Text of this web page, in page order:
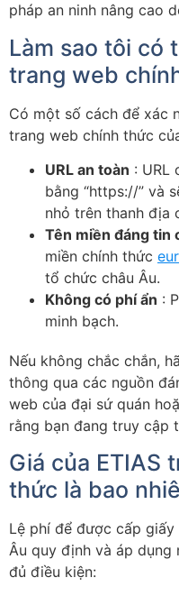
pháp an ninh nâng cao
Làm sao tôi có
trang web
Có một số cách để xác
trang web chính thức
URL an toàn : URL
bằng “https://” và
nhỏ trên thanh địa
Tên miền đáng tin
miền chính thức
tổ chức châu Âu.
Không có phí ẩn :
minh bạch.
Nếu không chắc chắn,
thông qua các nguồn
web của đại sứ quán
rằng bạn đang truy cập
Giá của ETIAS
thức là bao
Lệ phí để được cấp giấy
Âu quy định và áp dụng
đủ điều kiện: